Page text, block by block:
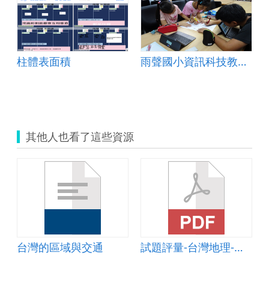
柱體表面積 雨聲國小資訊科技教案示例
其他人也看了這些資源
台灣的區域與交通 試題評量-台灣地理-交通